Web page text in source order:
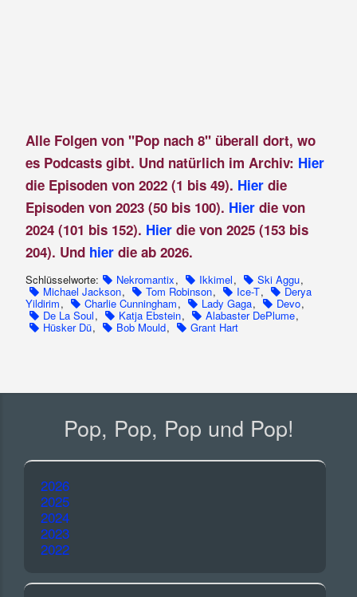
Alle Folgen von "Pop nach 8" überall dort, wo
es Podcasts gibt. Und natürlich im Archiv: Hier
die Episoden von 2022 (1 bis 49). Hierdie
Episoden von 2023 (50 bis 100). Hier die von
2024 (101 bis 152). Hier die von 2025 (153 bis
204). Und hier die ab 2026.
Schlüsselworte: Nekromantix, Ikkimel, Ski Aggu,
Michael Jackson, Tom Robinson, Ice-T, Derya
Yildirim, Charlie Cunningham, Lady Gaga, Devo,
De La Soul, Katja Ebstein, Alabaster DePlume,
Hüsker Dü, Bob Mould, Grant Hart
Pop, Pop, Pop und Pop!
2026
2025
2024
2023
2022